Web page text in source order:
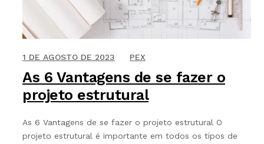
16 DE NOVEMBRO DE 2021
1 DE AGOSTO DE 2023 PEX
As 6 Vantagens de se fazer o
projeto estrutural
As 6 Vantagens de se fazer o projeto estrutural O
projeto estrutural é importante em todos os tipos de